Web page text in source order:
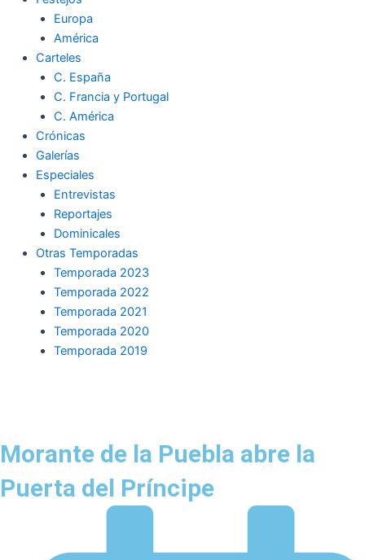
Europa
América
Carteles
C. España
C. Francia y Portugal
C. América
Crónicas
Galerías
Especiales
Entrevistas
Reportajes
Dominicales
Otras Temporadas
Temporada 2023
Temporada 2022
Temporada 2021
Temporada 2020
Temporada 2019
Morante de la Puebla abre la
Puerta del Príncipe